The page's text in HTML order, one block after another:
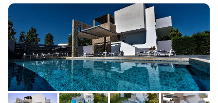
Nähe des organisierten Strandes von Tigaki, 500 Meter
entfernt. Sie ist ideal für einen Familien- oder Gruppenurlaub.
Gebaut auf ...